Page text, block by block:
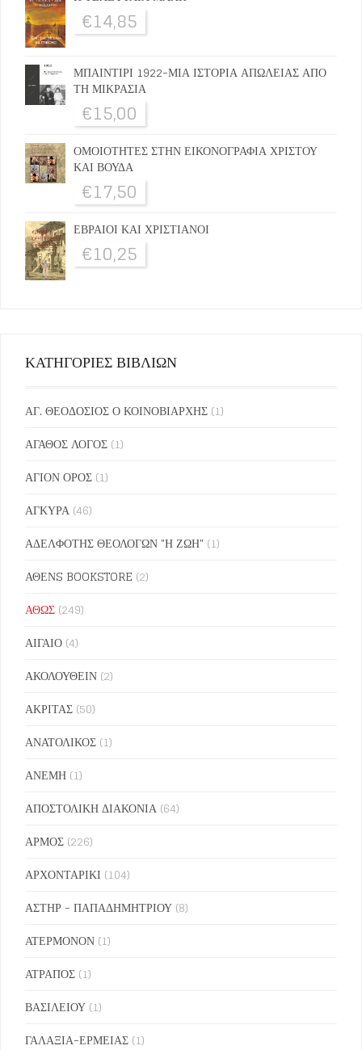
€14,85
ΜΠΑΙΝΤΙΡΙ 1922-ΜΙΑ ΙΣΤΟΡΙΑ ΑΠΩΛΕΙΑΣ ΑΠΟ
ΤΗ ΜΙΚΡΑΣΙΑ
€15,00
ΟΜΟΙΟΤΗΤΕΣ ΣΤΗΝ ΕΙΚΟΝΟΓΡΑΦΙΑ ΧΡΙΣΤΟΥ
ΚΑΙ ΒΟΥΔΑ
€17,50
ΕΒΡΑΙΟΙ ΚΑΙ ΧΡΙΣΤΙΑΝΟΙ
€10,25
ΚΑΤΗΓΟΡΙΕΣ ΒΙΒΛΙΩΝ
ΑΓ. ΘΕΟΔΟΣΙΟΣ Ο ΚΟΙΝΟΒΙΑΡΧΗΣ (1)
ΑΓΑΘΟΣ ΛΟΓΟΣ (1)
ΑΓΙΟΝ ΟΡΟΣ (1)
ΑΓΚΥΡΑ (46)
ΑΔΕΛΦΟΤΗΣ ΘΕΟΛΟΓΩΝ "Η ΖΩΗ" (1)
ΑΘΕΝS BOOKSTORE (2)
ΑΘΩΣ (249)
ΑΙΓΑΙΟ (4)
ΑΚΟΛΟΥΘΕΙΝ (2)
ΑΚΡΙΤΑΣ (50)
ΑΝΑΤΟΛΙΚΟΣ (1)
ΑΝΕΜΗ (1)
ΑΠΟΣΤΟΛΙΚΗ ΔΙΑΚΟΝΙΑ (64)
ΑΡΜΟΣ (226)
ΑΡΧΟΝΤΑΡΙΚΙ (104)
ΑΣΤΗΡ - ΠΑΠΑΔΗΜΗΤΡΙΟΥ (8)
ΑΤΕΡΜΟΝΟΝ (1)
ΑΤΡΑΠΟΣ (1)
ΒΑΣΙΛΕΙΟΥ (1)
ΓΑΛΑΞΙΑ-ΕΡΜΕΙΑΣ (1)